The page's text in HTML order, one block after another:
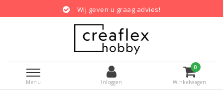
Wij geven u graag advies!
Menu Inloggen
0
Winkelwagen